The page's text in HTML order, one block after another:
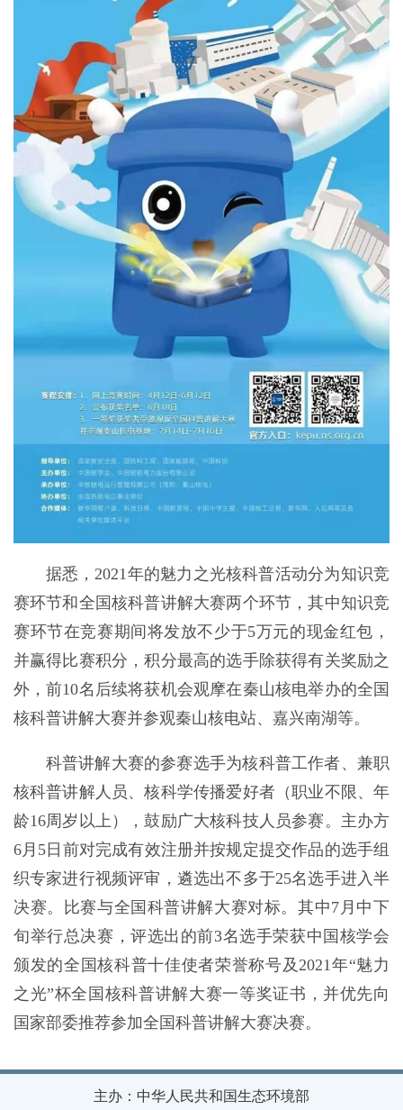
据悉，2021年的魅力之光核科普活动分为知识竞
赛环节和全国核科普讲解大赛两个环节，其中知识竞
赛环节在竞赛期间将发放不少于5万元的现金红包，
并赢得比赛积分，积分最高的选手除获得有关奖励之
外，前10名后续将获机会观摩在秦山核电举办的全国
核科普讲解大赛并参观秦山核电站、嘉兴南湖等。
科普讲解大赛的参赛选手为核科普工作者、兼职
核科普讲解人员、核科学传播爱好者（职业不限、年
龄16周岁以上），鼓励广大核科技人员参赛。主办方
6月5日前对完成有效注册并按规定提交作品的选手组
织专家进行视频评审，遴选出不多于25名选手进入半
决赛。比赛与全国科普讲解大赛对标。其中7月中下
旬举行总决赛，评选出的前3名选手荣获中国核学会
颁发的全国核科普十佳使者荣誉称号及2021年“魅力
之光”杯全国核科普讲解大赛一等奖证书，并优先向
国家部委推荐参加全国科普讲解大赛决赛。
主办：中华人民共和国生态环境部